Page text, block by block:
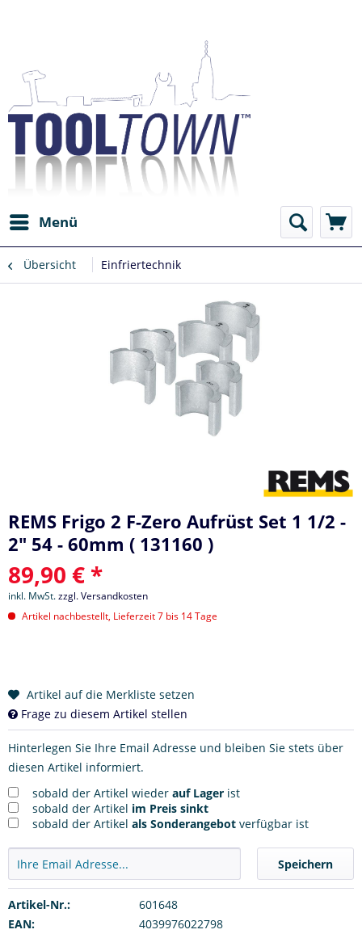
Menü
Übersicht Einfriertechnik
REMS Frigo 2 F-Zero Aufrüst Set 1 1/2 -
2" 54 - 60mm ( 131160 )
89,90 € *
inkl. MwSt.zzgl. Versandkosten
Artikel nachbestellt, Lieferzeit 7 bis 14 Tage
Artikel auf die Merkliste setzen
Frage zu diesem Artikel stellen
Hinterlegen Sie Ihre Email Adresse und bleiben Sie stets über
diesen Artikel informiert.
sobald der Artikel wieder auf Lager ist
sobald der Artikel im Preis sinkt
sobald der Artikel als Sonderangebot verfügbar ist
Speichern
Artikel-Nr.:
601648
EAN:
4039976022798